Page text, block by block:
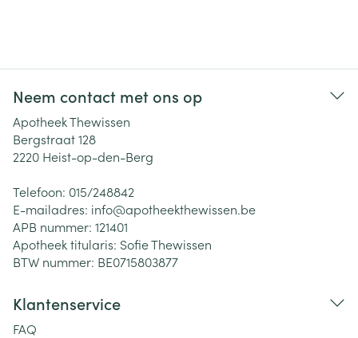
Neem contact met ons op
Apotheek Thewissen
Bergstraat 128
2220 Heist-op-den-Berg
Telefoon: 015/248842
E-mailadres: info@apotheekthewissen.be
APB nummer: 121401
Apotheek titularis: Sofie Thewissen
BTW nummer: BE0715803877
Klantenservice
FAQ